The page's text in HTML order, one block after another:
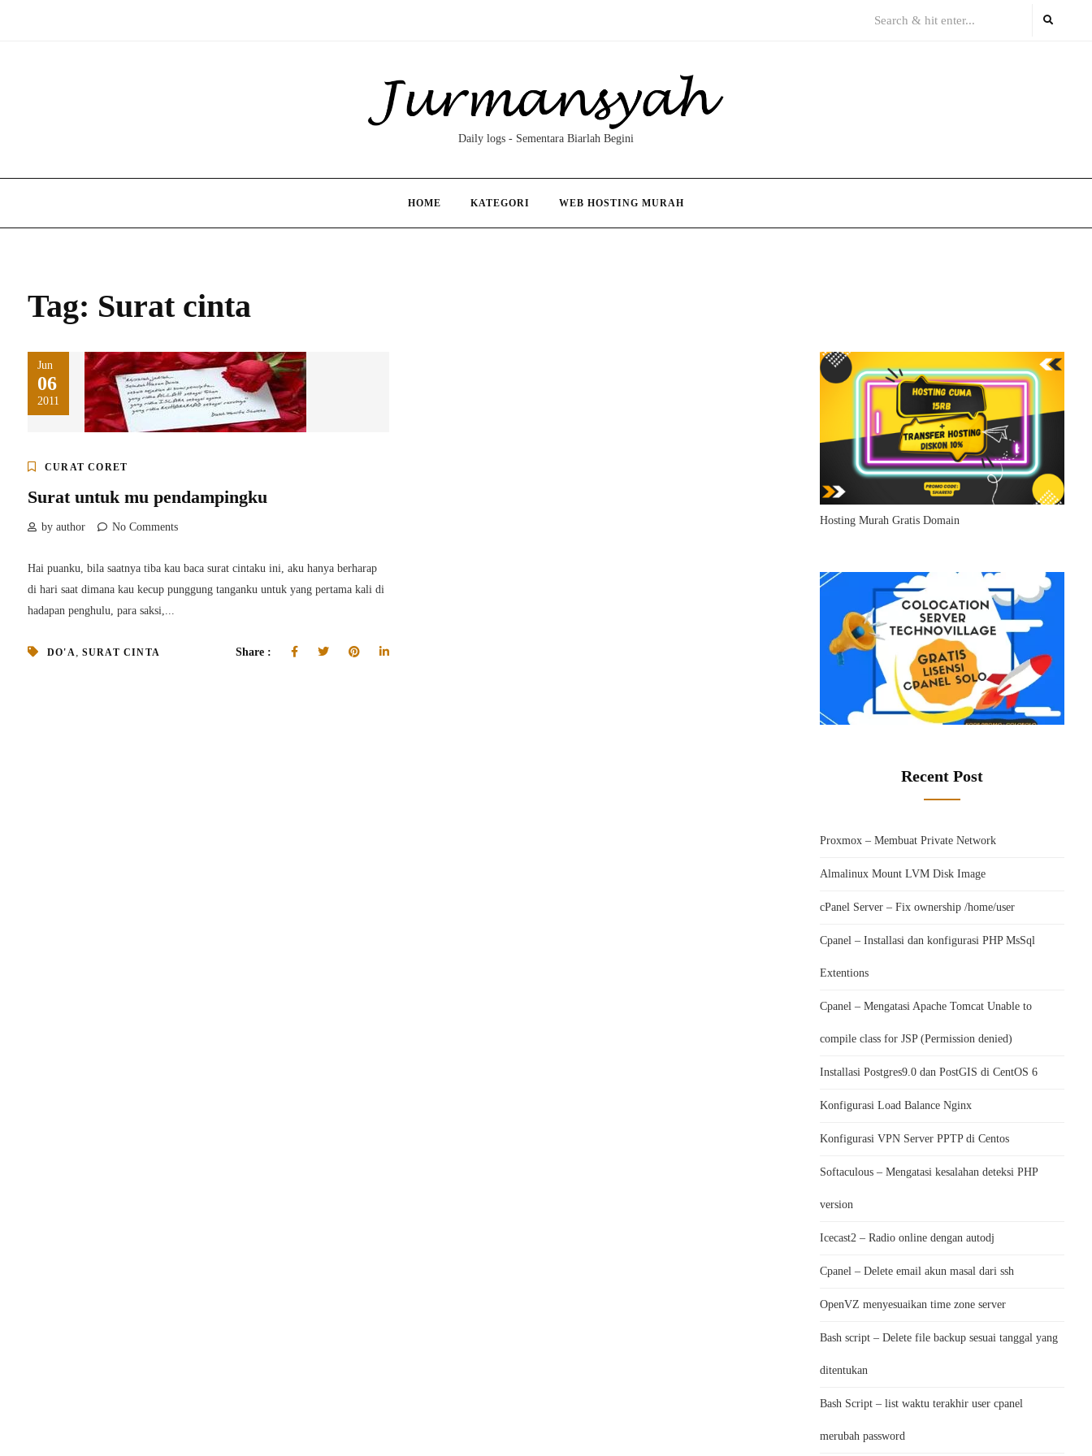
Daily logs - Sementara Biarlah Begini
HOME KATEGORI WEB HOSTING MURAH
Tag: Surat cinta
Jun
06
2011
CURAT CORET
Surat untuk mu pendampingku
by author No Comments
Hai puanku, bila saatnya tiba kau baca surat cintaku ini, aku hanya berharap
di hari saat dimana kau kecup punggung tanganku untuk yang pertama kali di
hadapan penghulu, para saksi,...
DO'A SURAT CINTA Share :
Hosting Murah Gratis Domain
Recent Post
Proxmox – Membuat Private Network
Almalinux Mount LVM Disk Image
cPanel Server – Fix ownership /home/user
Cpanel – Installasi dan konfigurasi PHP MsSql
Extentions
Cpanel – Mengatasi Apache Tomcat Unable to
compile class for JSP (Permission denied)
Installasi Postgres9.0 dan PostGIS di CentOS 6
Konfigurasi Load Balance Nginx
Konfigurasi VPN Server PPTP di Centos
Softaculous – Mengatasi kesalahan deteksi PHP
version
Icecast2 – Radio online dengan autodj
Cpanel – Delete email akun masal dari ssh
OpenVZ menyesuaikan time zone server
Bash script – Delete file backup sesuai tanggal yang
ditentukan
Bash Script – list waktu terakhir user cpanel
merubah password